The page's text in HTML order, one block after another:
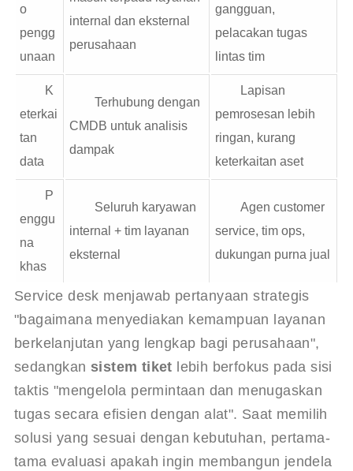
o
pengg
unaan
internal dan eksternal
perusahaan
gangguan,
pelacakan tugas
lintas tim
K
eterkai
tan
data
Terhubung dengan
CMDB untuk analisis
dampak
Lapisan
pemrosesan lebih
ringan, kurang
keterkaitan aset
P
enggu
na
khas
Seluruh karyawan
internal + tim layanan
eksternal
Agen customer
service, tim ops,
dukungan purna jual
Service desk menjawab pertanyaan strategis
"bagaimana menyediakan kemampuan layanan
berkelanjutan yang lengkap bagi perusahaan",
sedangkan sistem tiket lebih berfokus pada sisi
taktis "mengelola permintaan dan menugaskan
tugas secara efisien dengan alat". Saat memilih
solusi yang sesuai dengan kebutuhan, pertama-
tama evaluasi apakah ingin membangun jendela